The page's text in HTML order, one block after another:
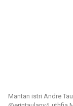
Mantan istri Andre